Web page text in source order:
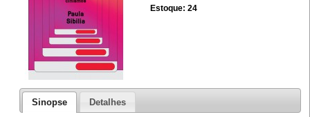
Estoque: 24
Sinopse Detalhes